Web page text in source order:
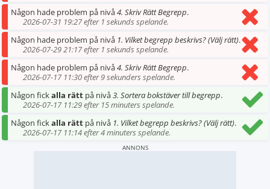
Någon hade problem på nivå4. Skriv Rätt Begrepp.
2026-07-31 19:27 efter 1 sekunds spelande.
Någon hade problem på nivå 1. Vilket begrepp beskrivs? (Välj rätt).
2026-07-29 21:17 efter 1 sekunds spelande.
Någon hade problem på nivå4. Skriv Rätt Begrepp.
2026-07-17 11:30 efter 9 sekunders spelande.
Någon fickalla rätt på nivå3. Sortera bokstäver till begrepp.
2026-07-17 11:29 efter 15 minuters spelande.
Någon fickalla rätt på nivå 1. Vilket begrepp beskrivs? (Välj rätt).
2026-07-17 11:14 efter 4 minuters spelande.
ANNONS